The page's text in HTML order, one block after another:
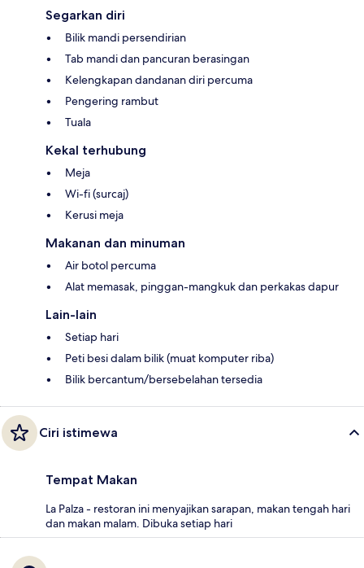
Segarkan diri
Bilik mandi persendirian
Tab mandi dan pancuran berasingan
Kelengkapan dandanan diri percuma
Pengering rambut
Tuala
Kekal terhubung
Meja
Wi-fi (surcaj)
Kerusi meja
Makanan dan minuman
Air botol percuma
Alat memasak, pinggan-mangkuk dan perkakas dapur
Lain-lain
Setiap hari
Peti besi dalam bilik (muat komputer riba)
Bilik bercantum/bersebelahan tersedia
Ciri istimewa
Tempat Makan
La Palza - restoran ini menyajikan sarapan, makan tengah hari
dan makan malam. Dibuka setiap hari